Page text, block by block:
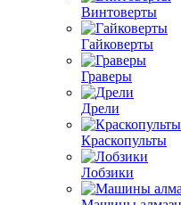
Винтоверты
Гайковерты
Граверы
Дрели
Краскопульты
Лобзики